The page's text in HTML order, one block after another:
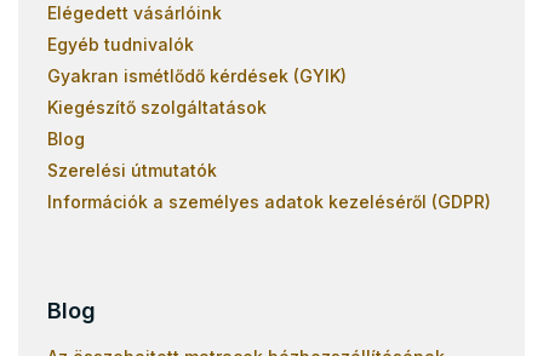
Elégedett vásárlóink
Egyéb tudnivalók
Gyakran ismétlődő kérdések (GYIK)
Kiegészítő szolgáltatások
Blog
Szerelési útmutatók
Információk a személyes adatok kezeléséről (GDPR)
Blog